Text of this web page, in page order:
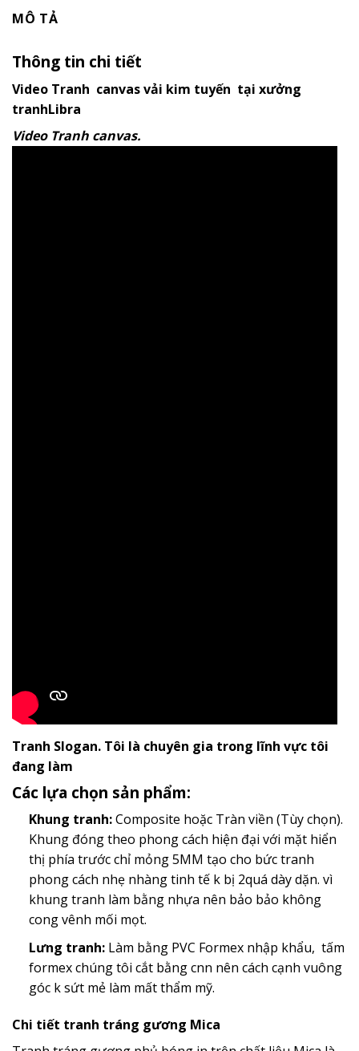
MÔ TẢ
Thông tin chi tiết
Video Tranh canvas vải kim tuyến tại xưởng
tranhLibra
Video Tranh canvas.
Tranh Slogan. Tôi là chuyên gia trong lĩnh vực tôi
đang làm
Các lựa chọn sản phẩm:
Khung tranh:Composite hoặc Tràn viền (Tùy chọn).
Khung đóng theo phong cách hiện đại với mặt hiển
thị phía trước chỉ mỏng 5MM tạo cho bức tranh
phong cách nhẹ nhàng tinh tế k bị 2quá dày dặn. vì
khung tranh làm bằng nhựa nên bảo bảo không
cong vênh mối mọt.
Lưng tranh:Làm bằng PVC Formex nhập khẩu, tấm
formex chúng tôi cắt bằng cnn nên cách cạnh vuông
góc k sứt mẻ làm mất thẩm mỹ.
Chi tiết tranh tráng gương Mica